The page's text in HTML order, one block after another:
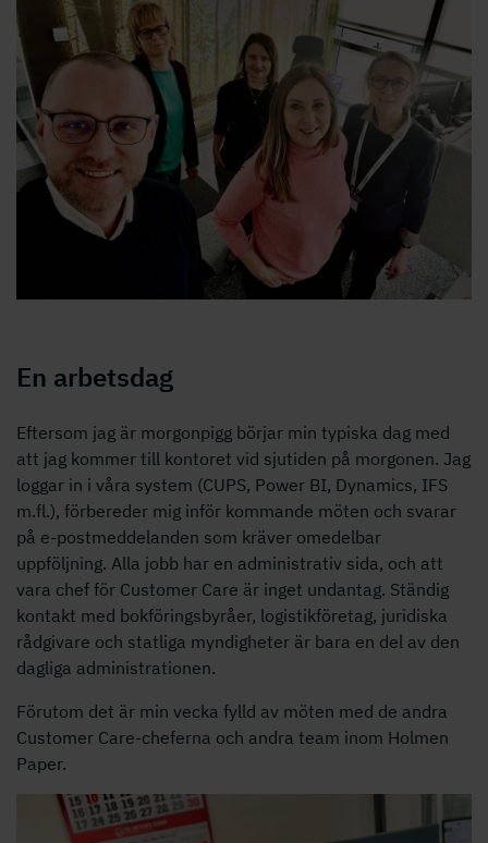
En arbetsdag
Eftersom jag är morgonpigg börjar min typiska dag med
att jag kommer till kontoret vid sjutiden på morgonen. Jag
loggar in i våra system (CUPS, Power BI, Dynamics, IFS
m.fl.), förbereder mig inför kommande möten och svarar
på e-postmeddelanden som kräver omedelbar
uppföljning. Alla jobb har en administrativ sida, och att
vara chef för Customer Care är inget undantag. Ständig
kontakt med bokföringsbyråer, logistikföretag, juridiska
rådgivare och statliga myndigheter är bara en del av den
dagliga administrationen.
Förutom det är min vecka fylld av möten med de andra
Customer Care-cheferna och andra team inom Holmen
Paper.